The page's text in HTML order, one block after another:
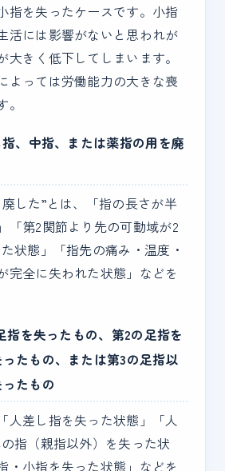
指を失ったケースです。小指
活には影響がないと思われが
大きく低下してしまいます。
よっては労働能力の大きな喪
、中指、または薬指の用を廃
した”とは、「指の長さが半
「第2関節より先の可動域が2
状態」「指先の痛み・温度・
完全に失われた状態」などを
指を失ったもの、第2の足指を
たもの、または第3の足指以
たもの
人差し指を失った状態」「人
指（親指以外）を失った状
・小指を失った状態」などを